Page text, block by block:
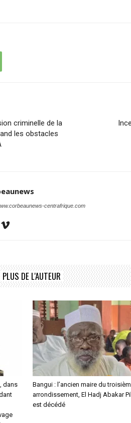
criminelle de la
les obstacles
centrafrique.com
PLUS DE L'AUTEUR
dans
Bangui : l’ancien maire du
arrondissement, El Hadj Abakar
est décédé